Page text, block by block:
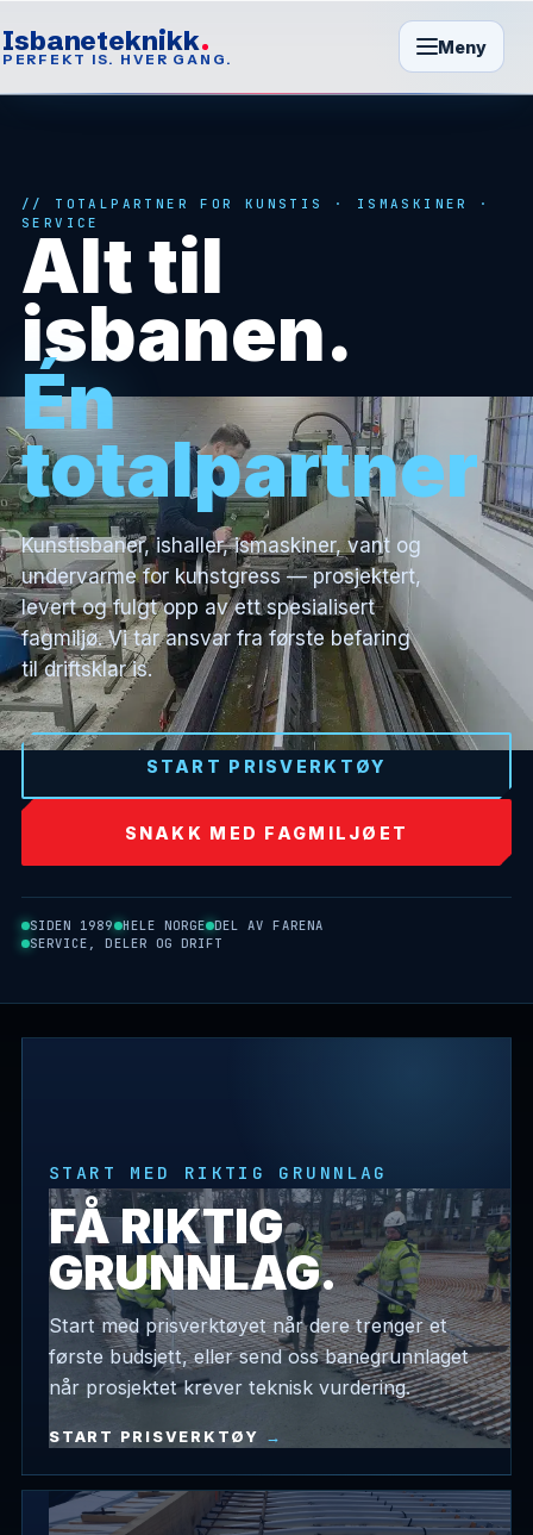
Isbaneteknikk
PERFEKT IS. HVER GANG.
Meny
TOTALPARTNER FOR KUNSTIS · ISMASKINER ·
SERVICE
Alt til
isbanen.
Én
totalpartner
Kunstisbaner, ishaller, ismaskiner, vant og
undervarme for kunstgress — prosjektert,
levert og fulgt opp av ett spesialisert
fagmiljø. Vi tar ansvar fra første befaring
til driftsklar is.
START PRISVERKTØY
SNAKK MED FAGMILJØET
SIDEN 1989 HELE NORGE DEL AV FARENA
SERVICE, DELER OG DRIFT
START MED RIKTIG GRUNNLAG
FÅ RIKTIG
GRUNNLAG.
Start med prisverktøyet når dere trenger et
første budsjett, eller send oss banegrunnlaget
når prosjektet krever teknisk vurdering.
START PRISVERKTØY